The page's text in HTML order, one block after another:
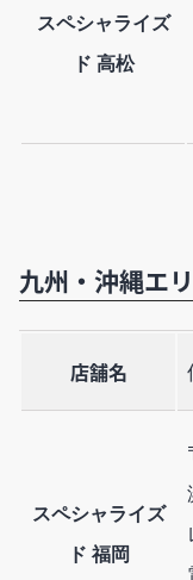
スペシャライズ
ド 高松
九州・沖縄エ
店舗名
スペシャライズ
ド 福岡